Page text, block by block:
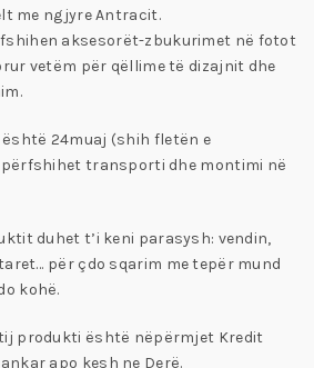
me ngjyre Antracit.
aksesorët-zbukurimet në fotot
vetëm për qëllime të dizajnit dhe
24muaj (shih fletën e
përfshihet transporti dhe montimi në
duhet t’i keni parasysh: vendin,
për çdo sqarim me tepër mund
kohë.
produkti është nëpërmjet Kredit
apo kesh ne Derë.